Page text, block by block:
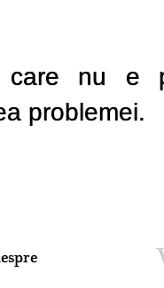
care nu e
problemei.